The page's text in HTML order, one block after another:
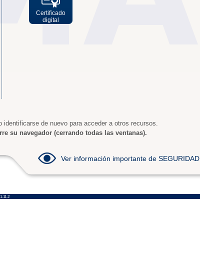
Certificado
digital
de nuevo para acceder a otros recursos.
su navegador (cerrando todas las ventanas).
Ver información importante de SEGURIDAD
1.11.2